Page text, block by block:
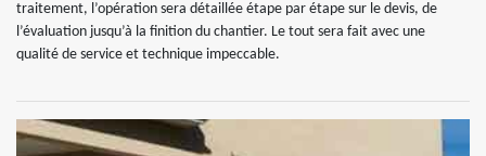
traitement, l’opération sera détaillée étape par étape sur le devis, de
l’évaluation jusqu’à la finition du chantier. Le tout sera fait avec une
qualité de service et technique impeccable.